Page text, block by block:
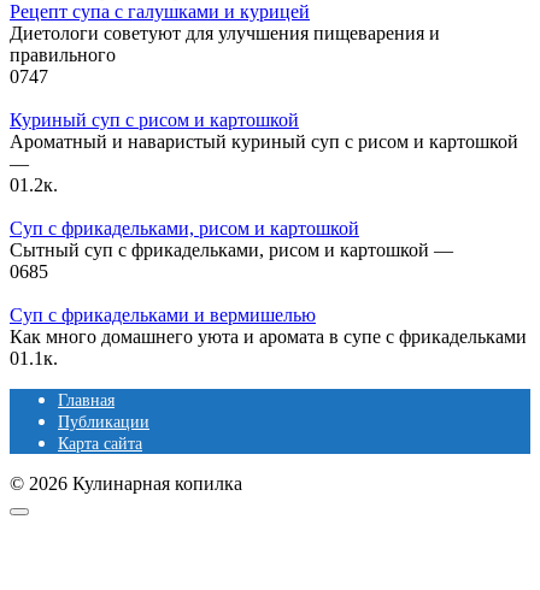
Рецепт супа с галушками и курицей
Диетологи советуют для улучшения пищеварения и
правильного
0747
Куриный суп с рисом и картошкой
Ароматный и наваристый куриный суп с рисом и картошкой
—
01.2к.
Суп с фрикадельками, рисом и картошкой
Сытный суп с фрикадельками, рисом и картошкой —
0685
Суп с фрикадельками и вермишелью
Как много домашнего уюта и аромата в супе с фрикадельками
01.1к.
Главная
Публикации
Карта сайта
© 2026 Кулинарная копилка